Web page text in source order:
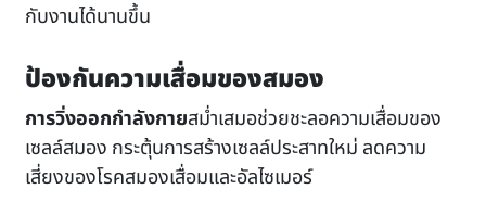
กับงานได้นานขึ้น
ป้องกันความเสื่อมของสมอง
การวิ่งออกกำลังกายสม่ำเสมอช่วยชะลอความเสื่อมของ
เซลล์สมอง กระตุ้นการสร้างเซลล์ประสาทใหม่ ลดความ
เสี่ยงของโรคสมองเสื่อมและอัลไซเมอร์